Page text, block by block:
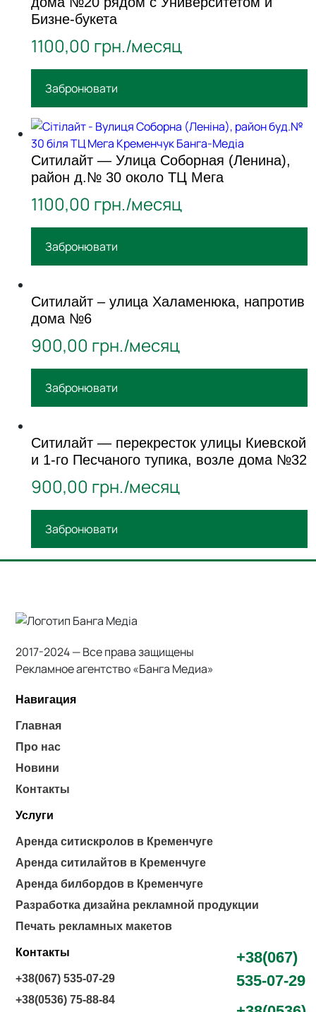
+38(067)
535-07-29
Бизне-букета
1100,00 грн./месяц
Забронювати
Ситилайт — Улица Соборная (Ленина),
район д.№ 30 около ТЦ Мега
1100,00 грн./месяц
Забронювати
Ситилайт – улица Халаменюка, напротив
дома №6
900,00 грн./месяц
Забронювати
Ситилайт — перекресток улицы Киевской
и 1-го Песчаного тупика, возле дома №32
900,00 грн./месяц
Забронювати
2017-2024 — Все права защищены
Рекламное агентство «Банга Медиа»
Навигация
Главная
Про нас
Новини
Контакты
Услуги
Аренда ситискролов в Кременчуге
Аренда ситилайтов в Кременчуге
Аренда билбордов в Кременчуге
Разработка дизайна рекламной продукции
Печать рекламных макетов
Контакты
+38(067) 535-07-29
+38(0536) 75-88-84